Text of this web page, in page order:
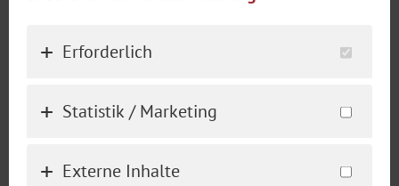
Stadt: Das MADAME Wiesn Warm-Up
Gästen ist es in diesem Jahr erstmalig
Erforderlich
Statistik / Marketing
Externe Inhalte